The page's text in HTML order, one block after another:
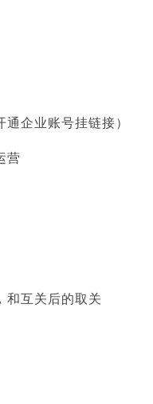
企业账号挂链接）
营
和互关后的取关